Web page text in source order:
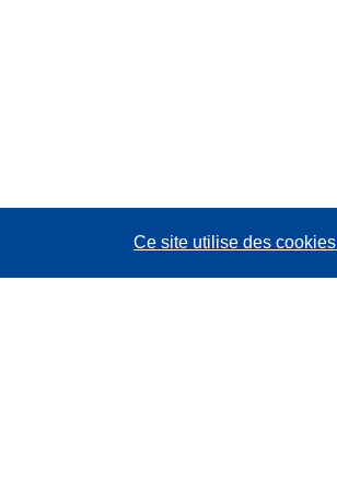
Ce site utilise des cookies